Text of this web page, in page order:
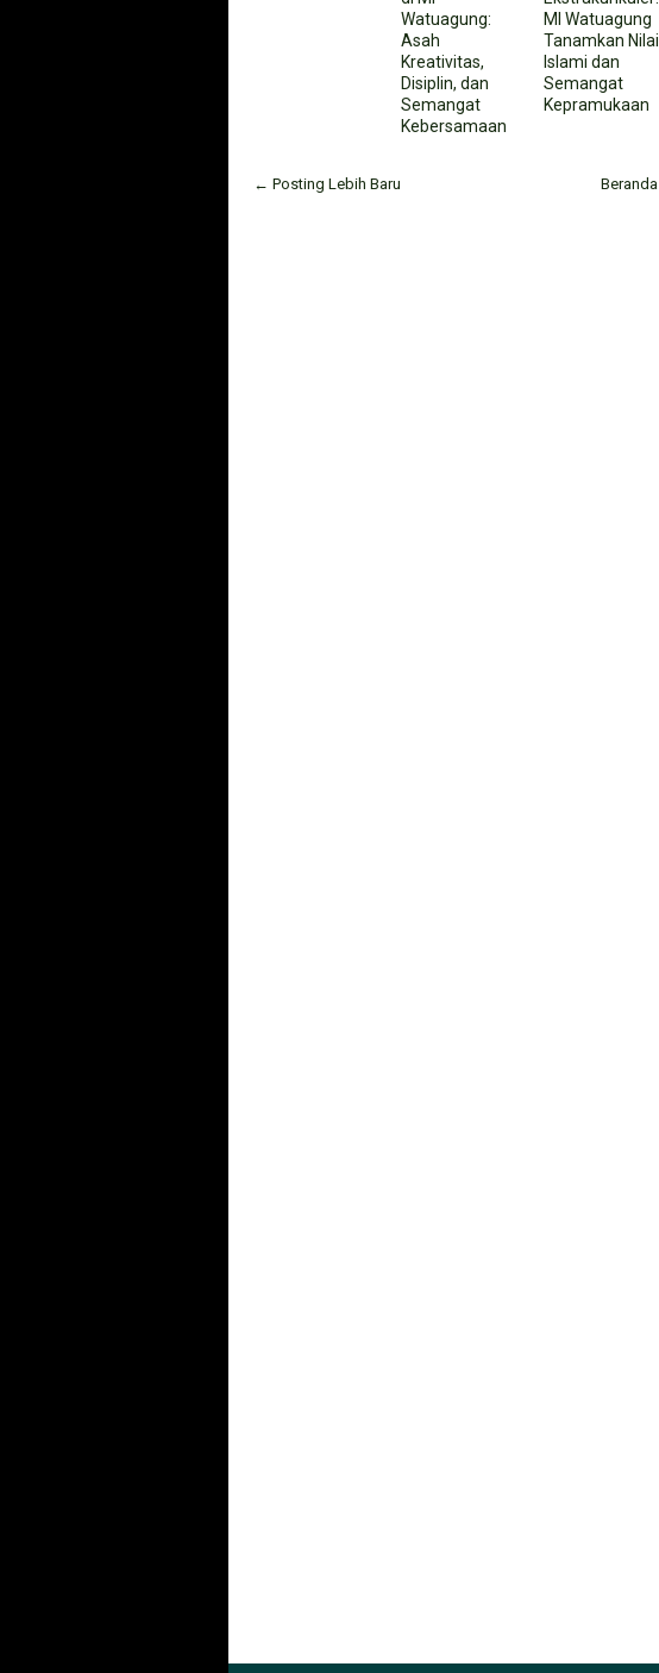
Watuagung:
Asah
Kreativitas,
Disiplin, dan
Semangat
Kebersamaan
MI Watuagung
Tanamkan Nilai
Islami dan
Semangat
Kepramukaan
← Posting Lebih Baru Beranda